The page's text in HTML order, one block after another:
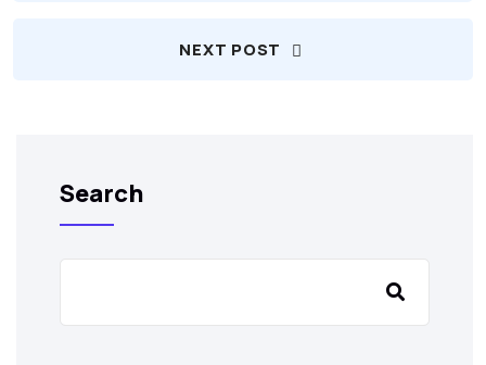
NEXT POST
Search